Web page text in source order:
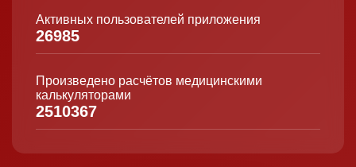
Активных пользователей приложения
26985
Произведено расчётов медицинскими
калькуляторами
2510367